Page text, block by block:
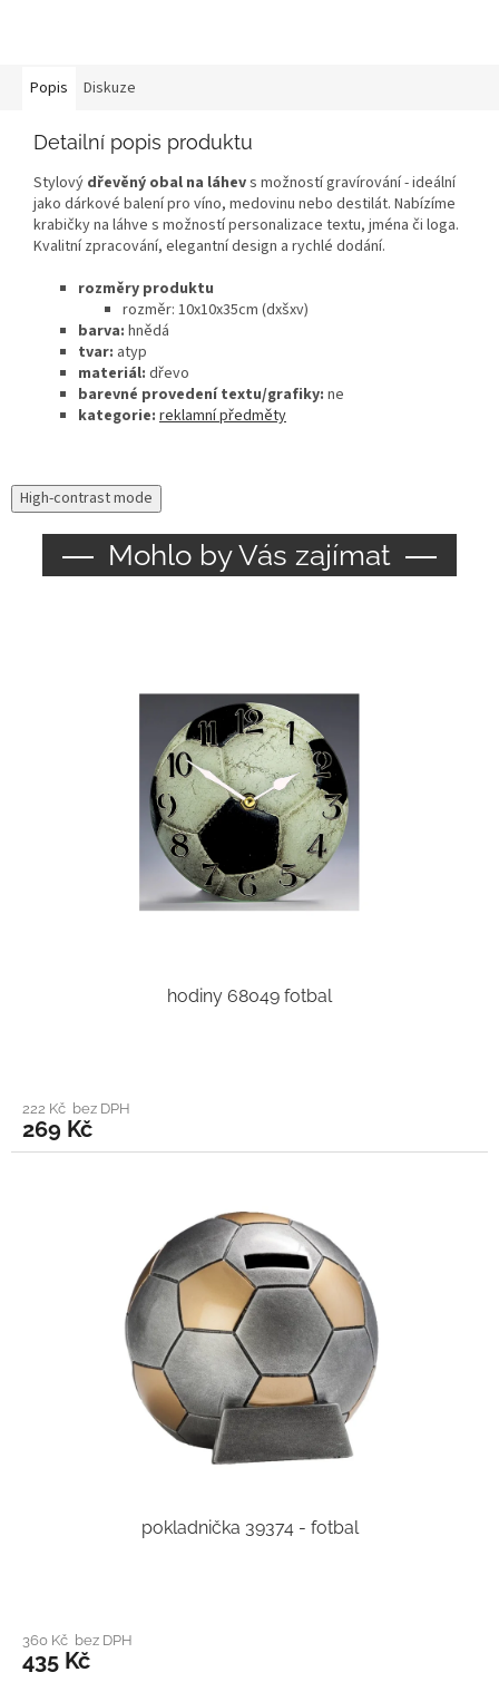
Popis Diskuze
Detailní popis produktu
Stylový dřevěný obal na láhevs možností gravírování - ideální
jako dárkové balení pro víno, medovinu nebo destilát. Nabízíme
krabičky na láhve s možností personalizace textu, jména či loga.
Kvalitní zpracování, elegantní design a rychlé dodání.
rozměry produktu
rozměr: 10x10x35cm (dxšxv)
barva: hnědá
tvar: atyp
materiál: dřevo
barevné provedení textu/grafiky: ne
kategorie: reklamní předměty
High-contrast mode
Mohlo by Vás zajímat
hodiny 68049 fotbal
222 Kč bez DPH
269 Kč
pokladnička 39374 - fotbal
360 Kč bez DPH
435 Kč